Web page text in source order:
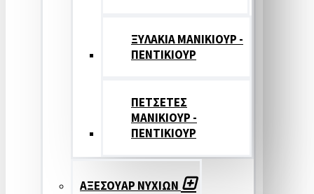
ΞΥΛΑΚΙΑ ΜΑΝΙΚΙΟΥΡ -
ΠΕΝΤΙΚΙΟΥΡ
ΠΕΤΣΕΤΕΣ
ΜΑΝΙΚΙΟΥΡ -
ΠΕΝΤΙΚΙΟΥΡ
ΑΞΕΣΟΥΑΡ ΝΥΧΙΩΝ